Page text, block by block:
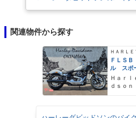
関連物件から探す
ＦＬＳ
ル スポ
Ｈａｒｌ
ｄｓｏｎ